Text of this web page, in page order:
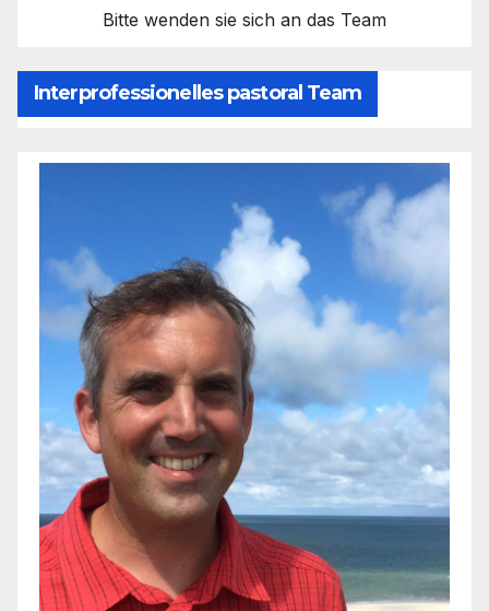
Bitte wenden sie sich an das Team
Interprofessionelles pastoral Team